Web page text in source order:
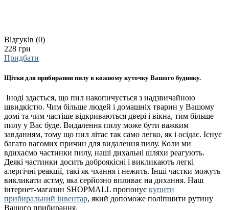
Відгуків (0)
228 грн
Придбати
Щітки для прибирання пилу в кожному куточку Вашого будинку.
Іноді здається, що пил накопичується з надзвичайною
швидкістю. Чим більше людей і домашніх тварин у Вашому
домі та чим частіше відкриваються двері і вікна, тим більше
пилу у Вас буде. Видалення пилу може бути важким
завданням, тому що пил літає так само легко, як і осідає. Існує
багато вагомих причин для видалення пилу. Коли ми
вдихаємо частинки пилу, наші дихальні шляхи реагують.
Деякі частинки досить доброякісні і викликають легкі
алергічні реакції, такі як чхання і нежить. Інші частки можуть
викликати астму, яка серйозно впливає на дихання. Наш
інтернет-магазин SHOPMALL пропонує купити
прибиральний інвентар, який допоможе поліпшити рутину
Вашого прибирання.